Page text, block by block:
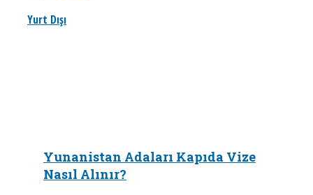
Yurt Dışı
Yunanistan Adaları Kapıda Vize
Nasıl Alınır?